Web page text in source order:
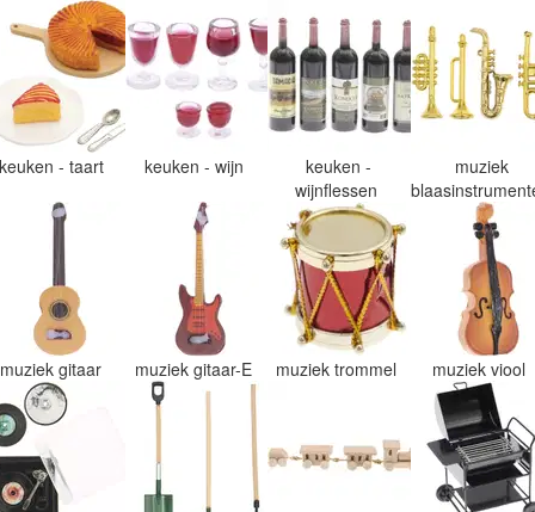
- taart keuken - wijn
keuken -
wijnflessen
muziek
muziek gitaar muziek gitaar-E muziek trommel muziek viool